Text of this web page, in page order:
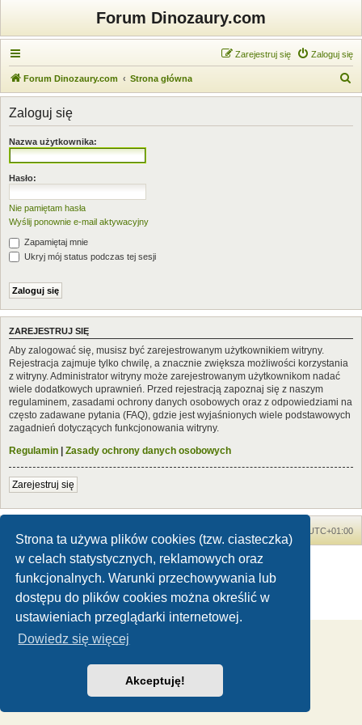
Strona ta używa plików cookies (tzw. ciasteczka)
w celach statystycznych, reklamowych oraz
funkcjonalnych. Warunki przechowywania lub
dostępu do plików cookies można określić w
ustawieniach przeglądarki internetowej.
Dowiedz się więcej
Akceptuję!
Forum Dinozaury.com
Zaloguj się
Zarejestruj się
Forum Dinozaury.com Strona główna
z
Zaloguj się
Nazwa użytkownika:
Hasło:
Nie pamiętam hasła
Wyślij ponownie e-mail aktywacyjny
Zapamiętaj mnie
Ukryj mój status podczas tej sesji
ZAREJESTRUJ SIĘ
Aby zalogować się, musisz być zarejestrowanym użytkownikiem witryny.
Rejestracja zajmuje tylko chwilę, a znacznie zwiększa możliwości korzystania
z witryny. Administrator witryny może zarejestrowanym użytkownikom nadać
wiele dodatkowych uprawnień. Przed rejestracją zapoznaj się z naszym
regulaminem, zasadami ochrony danych osobowych oraz z odpowiedziami na
często zadawane pytania (FAQ), gdzie jest wyjaśnionych wiele podstawowych
zagadnień dotyczących funkcjonowania witryny.
Regulamin | Zasady ochrony danych osobowych
Zarejestruj się
UTC+01:00
Dinozaury.com© 2006-2020
Technologię dostarczaphpBB® Forum Software © phpBB Limited
Zasady ochrony danych osobowych|Regulamin